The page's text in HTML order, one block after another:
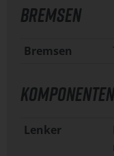
BREMSEN
Bremsen
KOMPONENTEN
Lenker